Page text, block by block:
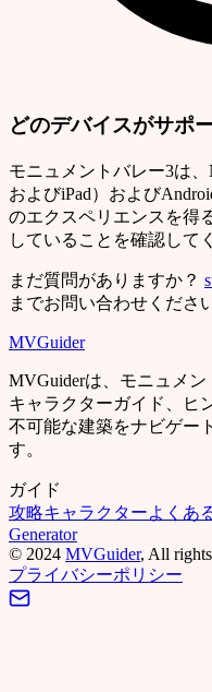
どのデバイスがサポ
モニュメントバレー3は
およびiPad）および
のエクスペリエンスを得
していることを確認して
まだ質問がありますか？
までお問い合わせくださ
MVGuider
MVGuiderは、モニュメン
キャラクターガイド、ヒ
不可能な建築をナビゲー
す。
ガイド
攻略キャラクターよくあ
Generator
© 2024 MVGuider, All
プライバシーポリシー